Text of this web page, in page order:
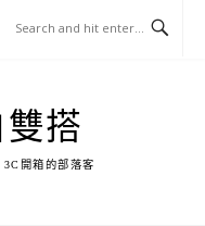
搭
開箱的部落客